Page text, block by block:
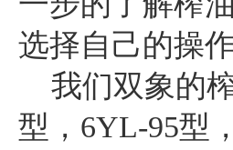
选择自己的操
我们双象的
型，6YL-95型